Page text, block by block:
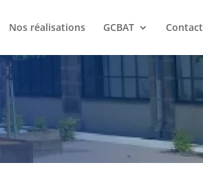
Nos réalisations GCBAT Contact